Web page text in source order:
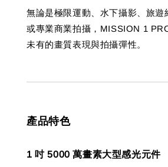
無論是極限運動、水下攝影、旅遊
或專業商業拍攝，MISSION 1
未有的畫質表現與拍攝彈性。
產品特色
1 吋 5000 萬畫素大型感光元件